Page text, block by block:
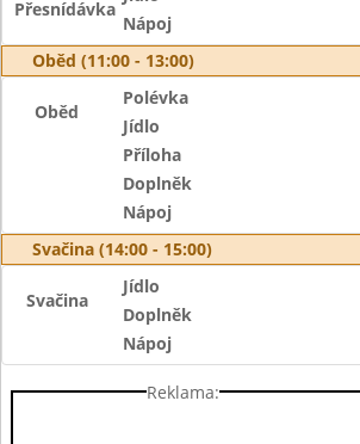
Přesnídávka
Nápoj
Oběd (11:00 - 13:00)
Oběd
Polévka
Jídlo
Příloha
Doplněk
Nápoj
Svačina (14:00 - 15:00)
Svačina
Jídlo
Doplněk
Nápoj
Reklama: